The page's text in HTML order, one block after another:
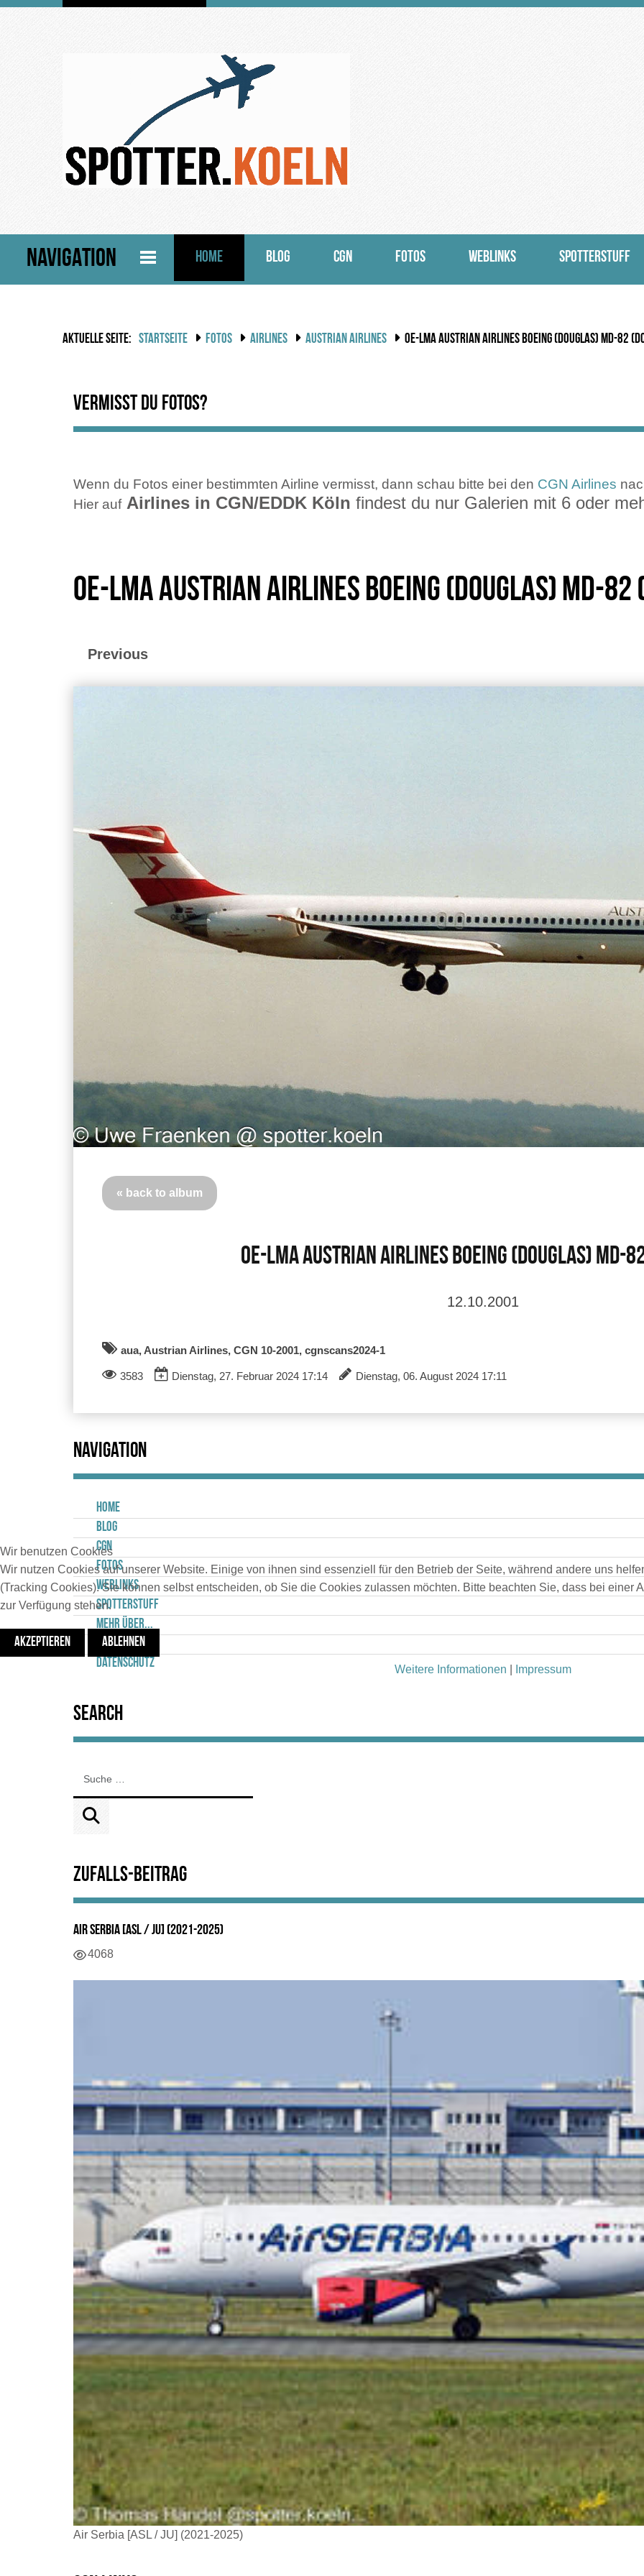
NAVIGATION HOME BLOG CGN FOTOS WEBLINKS SPOTTERSTUFF
AKTUELLE SEITE: STARTSEITE FOTOS AIRLINES AUSTRIAN AIRLINES OE-LMA AUSTRIAN AIRLINES BOEING (DOUGLAS) MD-82
Vermisst du Fotos?
Wenn du Fotos einer bestimmten Airline vermisst, dann schau bitte bei den CGN Airlines
Hier auf Airlines in CGN/EDDK Köln findest du nur Galerien mit 6 oder
OE-LMA Austrian Airlines Boeing (Douglas) MD-82
Previous
« back to album
OE-LMA Austrian Airlines Boeing (Douglas) MD-
12.10.2001
aua, Austrian Airlines, CGN 10-2001, cgnscans2024-1
3583 Dienstag, 27. Februar 2024 17:14 Dienstag, 06. August 2024 17:11
Navigation
Home
Blog
CGN
Fotos
Weblinks
Spotterstuff
Mehr über...
Kontakt
Datenschutz
Search
Zufalls-Beitrag
Air Serbia [ASL / JU] (2021-2025)
Details
4068
Air Serbia [ASL / JU] (2021-2025)
Wir benutzen Cookies
Wir nutzen Cookies auf unserer Website. Einige von ihnen sind essenziell für den Betrieb der Seite, während andere uns
(Tracking Cookies). Sie können selbst entscheiden, ob Sie die Cookies zulassen möchten. Bitte beachten Sie, dass bei
zur Verfügung stehen.
AKZEPTIEREN ABLEHNEN
Weitere Informationen Impressum